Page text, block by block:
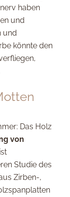
haben
und
und
könnte den
Das Holz
von
Studie des
Zirben-,